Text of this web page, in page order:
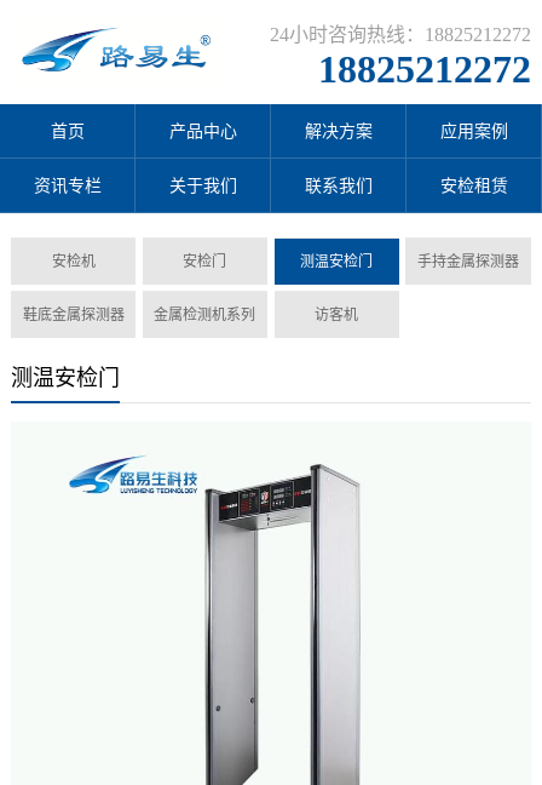
24小时咨询热线：18825212272
18825212272
首页 产品中心 解决方案 应用案例
资讯专栏 关于我们 联系我们 安检租赁
安检机 安检门 测温安检门 手持金属探测器
鞋底金属探测器 金属检测机系列 访客机
测温安检门